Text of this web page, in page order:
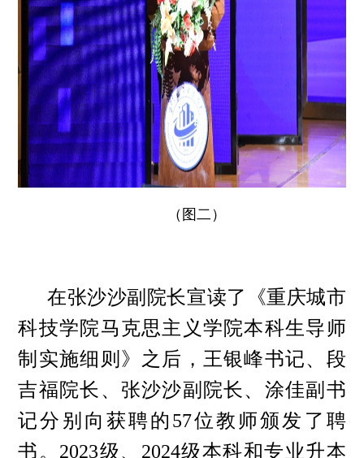
（图二）
在张沙沙副院长宣读了《重庆城市
科技学院马克思主义学院本科生导师
制实施细则》之后，王银峰书记、段
吉福院长、张沙沙副院长、涂佳副书
记分别向获聘的57位教师颁发了聘
书。2023级、2024级本科和专业升本